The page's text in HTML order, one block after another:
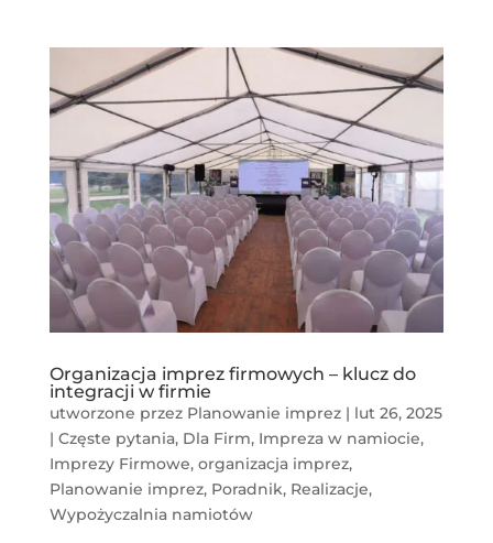
Organizacja imprez firmowych – klucz do
integracji w firmie
utworzone przez Planowanie imprez| lut 26, 2025
| Częste pytania, Dla Firm, Impreza w namiocie,
Imprezy Firmowe, organizacja imprez,
Planowanie imprez, Poradnik, Realizacje,
Wypożyczalnia namiotów